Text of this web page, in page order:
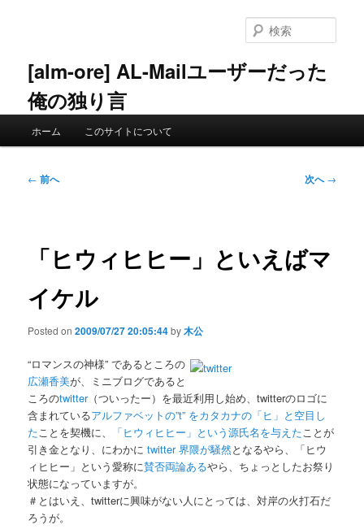
ン
へ
[alm-ore] AL-Mailユーザーだった
俺の独り言
索
ホーム このサイトについて
投
ョ
ン
← 前へ 次へ→
「ヒウィヒヒー」といえばマ
イケル
Posted on2009/07/27 20:05:44by木公
“ロマンスの神様” であるところの
広瀬香美が、ミニブログであると
ころのtwitter（ついったー）を最近利用し始め、twitterのロゴに
含まれているアルファベットの”t” をカタカナの「ヒ」と空目し
たことを契機に、 「ヒウィヒヒー」という源氏名を与えたことが
引き金となり、にわかにtwitter 界隈が騒然となるやら、「ヒウ
ィヒヒー」という愛称に賛否両論あるやら、ちょっとしたお祭り
状態になっていますが。
＃とはいえ、twitterに興味がない人にとっては、対岸の火打石だ
ろうが。